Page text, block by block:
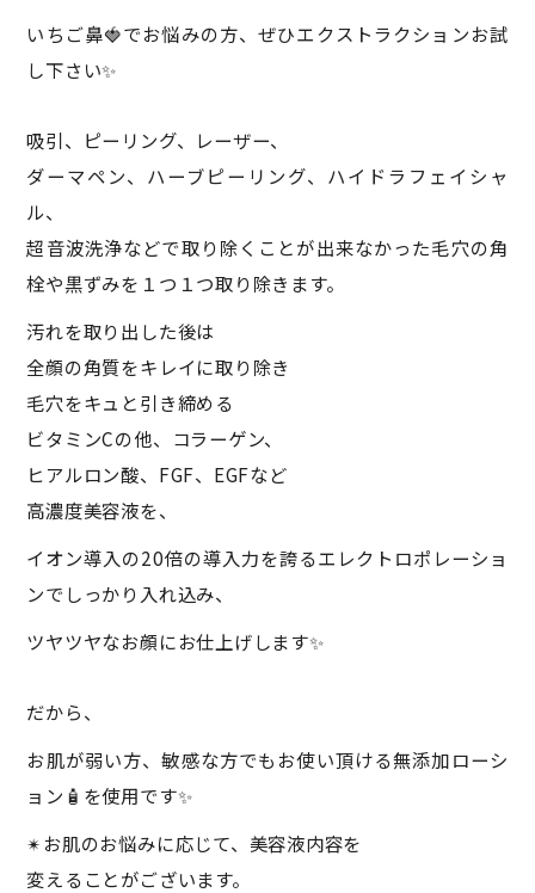
いちご鼻🍓でお悩みの方、ぜひエクストラクションお試
し下さい✨
吸引、ピーリング、レーザー、
ダーマペン、ハーブピーリング、ハイドラフェイシャ
ル、
超音波洗浄などで取り除くことが出来なかった毛穴の角
栓や黒ずみを１つ１つ取り除きます。
汚れを取り出した後は
全顔の角質をキレイに取り除き
毛穴をキュと引き締める
ビタミンCの他、コラーゲン、
ヒアルロン酸、FGF、EGFなど
高濃度美容液を、
イオン導入の20倍の導入力を誇るエレクトロポレーショ
ンでしっかり入れ込み、
ツヤツヤなお顔にお仕上げします✨
だから、
お肌が弱い方、敏感な方でもお使い頂ける無添加ローシ
ョン🧴を使用です✨
✴︎お肌のお悩みに応じて、美容液内容を
変えることがございます。